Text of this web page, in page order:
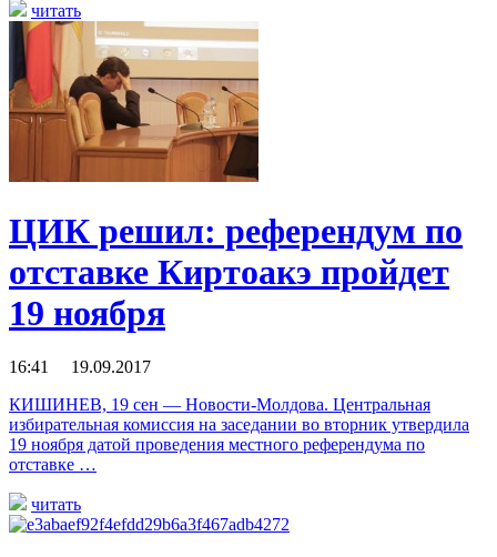
читать
ЦИК решил: референдум по
отставке Киртоакэ пройдет
19 ноября
16:41 19.09.2017
КИШИНЕВ, 19 сен — Новости-Молдова. Центральная
избирательная комиссия на заседании во вторник утвердила
19 ноября датой проведения местного референдума по
отставке …
читать